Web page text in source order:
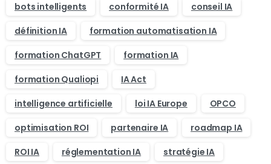
bots intelligents
conformité IA
conseil IA
définition IA
formation automatisation IA
formation ChatGPT
formation IA
formation Qualiopi
IA Act
intelligence artificielle
loi IA Europe
OPCO
optimisation ROI
partenaire IA
roadmap IA
ROI IA
réglementation IA stratégie IA